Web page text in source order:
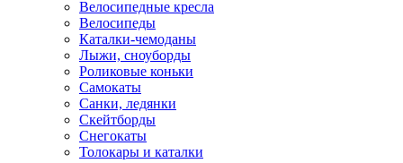
Велосипедные кресла
Велосипеды
Каталки-чемоданы
Лыжи, сноуборды
Роликовые коньки
Самокаты
Санки, ледянки
Скейтборды
Снегокаты
Толокары и каталки